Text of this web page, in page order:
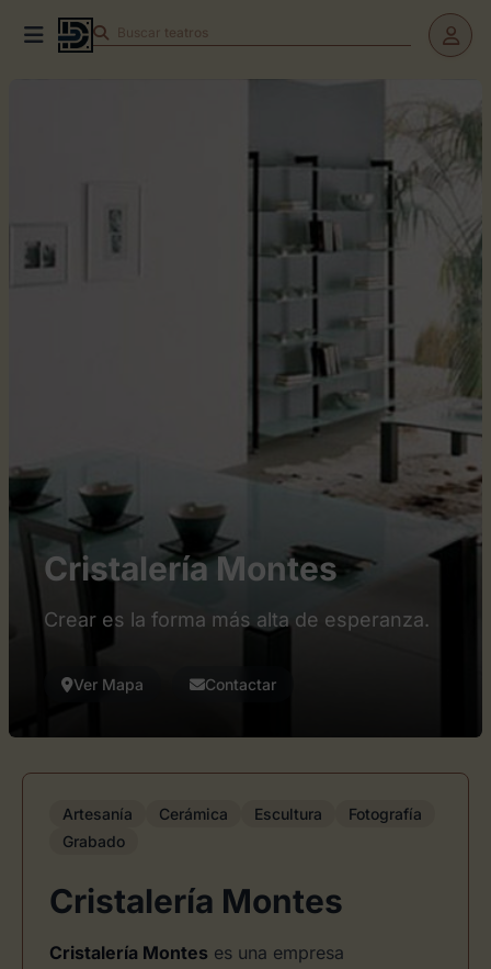
Buscar teatros
Cristalería Montes
Crear es la forma más alta de esperanza.
Ver Mapa Contactar
Artesanía Cerámica Escultura
Fotografía
Grabado
Cristalería Montes
Cristalería Montes es una empresa